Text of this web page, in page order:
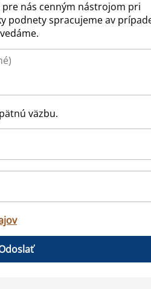
nás cenným nástrojom pri
podnety spracujeme av
väzbu.